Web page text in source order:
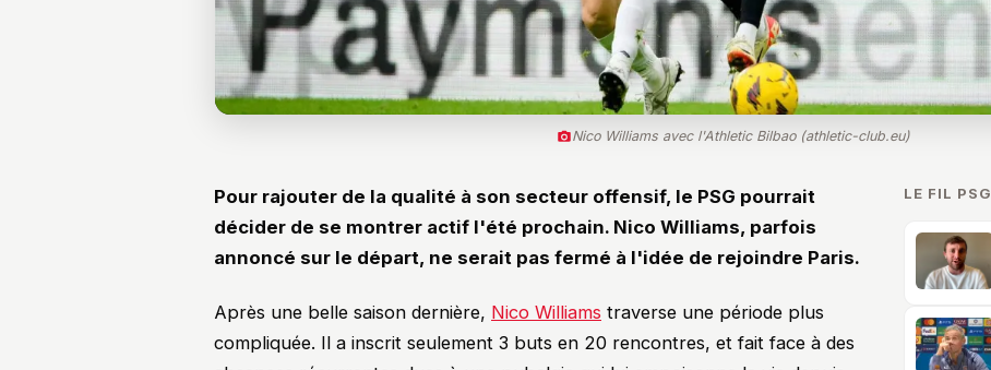
Nico Williams avec l'Athletic Bilbao (athletic-club.eu)
Pour rajouter de la qualité à son secteur offensif, le PSG pourrait
décider de se montrer actif l'été prochain. Nico Williams, parfois
annoncé sur le départ, ne serait pas fermé à l'idée de rejoindre Paris.
Après une belle saison dernière, Nico Williams traverse une période plus
compliquée. Il a inscrit seulement 3 buts en 20 rencontres, et fait face à des
LE FIL PSG